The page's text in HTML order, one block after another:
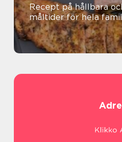
Recept på hållbara
måltider för hela